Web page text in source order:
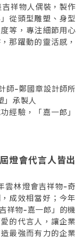
祥物人偶裝，製作
從頭型雕塑、身型
等，專注細節用心
那躍動的靈活感，
師-鄭國章設計師所
」承製人
經驗，「嘉一郎」
燈會代言人皆出
雲林燈會吉祥物-奇
成效相當好；今年
祥物-嘉一郎」的機
的代言人，讓企業
最強而有力的企業